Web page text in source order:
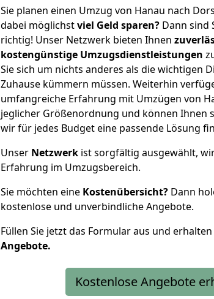
Sie planen einen Umzug von Hanau nach
dabei möglichstviel Geld sparen? Dann sind
richtig! Unser Netzwerk bieten Ihnen
kostengünstige Umzugsdienstleistungen
Sie sich um nichts anderes als die wichtigen
Zuhause kümmern müssen. Weiterhin
umfangreiche Erfahrung mit Umzügen von
jeglicher Größenordnung und können Ihnen
wir für jedes Budget eine passende Lösung
Unser Netzwerk ist sorgfältig ausgewählt,
Erfahrung im Umzugsbereich.
Sie möchten eine Kostenübersicht? Dann
kostenlose und unverbindliche Angebote.
Füllen Sie jetzt das Formular aus und erhalten
Angebote.
Kostenlose Angebote